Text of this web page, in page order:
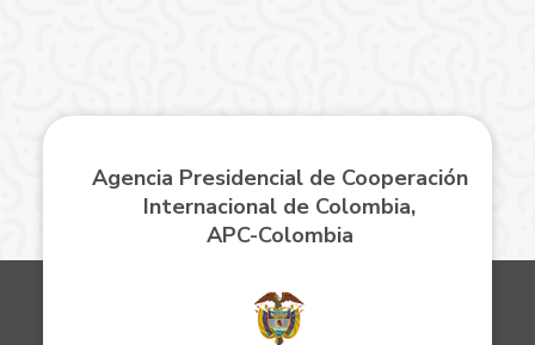
Agencia Presidencial de Cooperación
Internacional de Colombia,
APC-Colombia